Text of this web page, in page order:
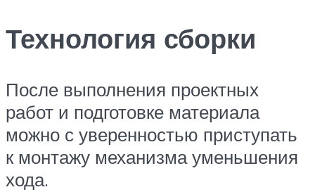
Технология сборки
После выполнения проектных
работ и подготовке материала
можно с уверенностью приступать
к монтажу механизма уменьшения
хода.